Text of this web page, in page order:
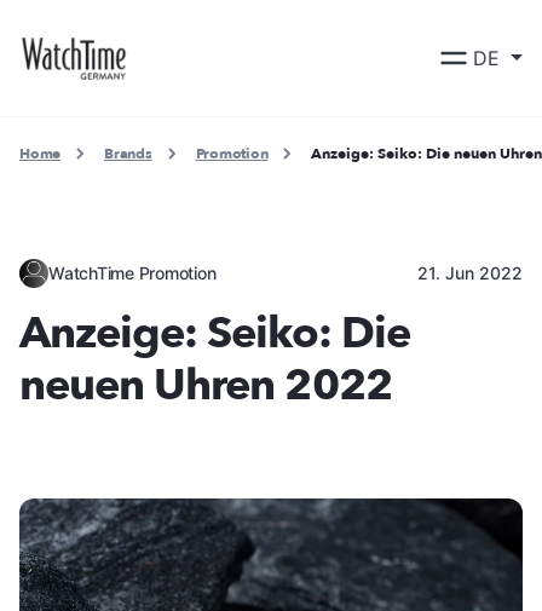
DE
Home Brands Promotion Anzeige: Seiko: Die neuen
WatchTime Promotion 21. Jun 2022
Anzeige: Seiko: Die
neuen Uhren 2022